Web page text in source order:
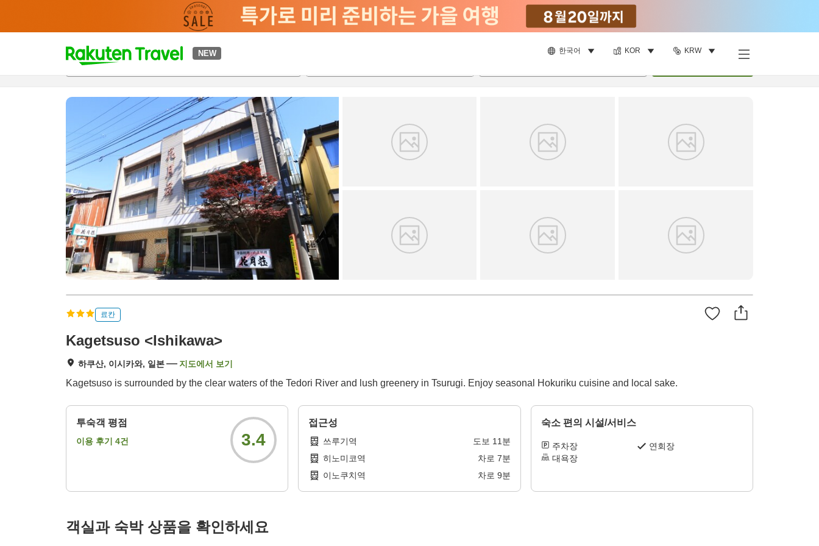
NEW 한국어 KOR KRW
t
p
a
_
s
e
a
r
c
h
개요객실 & 숙박 상품이용 후기 편의 시설/서비스
료칸
Kagetsuso <Ishikawa>
하쿠산, 이시카와, 일본 지도에서 보기
Kagetsuso is surrounded by the clear waters of the Tedori River and lush greenery in Tsurugi. Enjoy seasonal Hokuriku cuisine and local sake.
투숙객 평점
이용 후기 4건 3.4
접근성
쓰루기역 도보 11분
히노미코역
차로 7분
이노쿠치역
차로 9분
숙소 편의 시설/서비스
주차장
연회장
대욕장
객실과 숙박 상품을 확인하세요